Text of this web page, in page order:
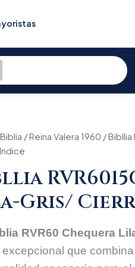
Biblia /Reina Valera 1960 / Bibllia
Gris/
RVR60 Chequera
excepcional que
Original
was:
$144.700.
is: